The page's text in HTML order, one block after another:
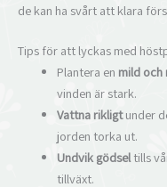
de kan ha svårt att klara
Tips för att lyckas med
Plantera en mild och
vinden är stark.
Vattna rikligtunder
jorden torka ut.
Undvik gödseltills
tillväxt.